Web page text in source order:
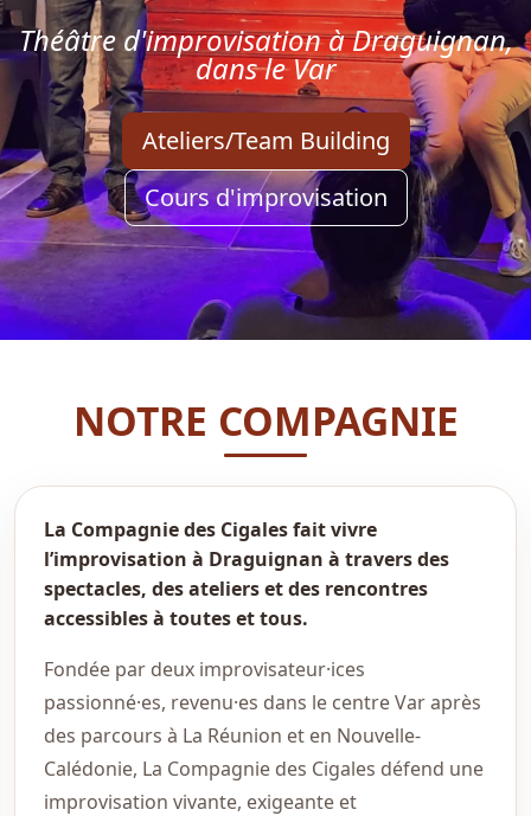
Théâtre d'improvisation à Draguignan,
dans le Var
Ateliers/Team Building
Cours d'improvisation
NOTRE COMPAGNIE
La Compagnie des Cigales fait vivre
l’improvisation à Draguignan à travers des
spectacles, des ateliers et des rencontres
accessibles à toutes et tous.
Fondée par deux improvisateur·ices
passionné·es, revenu·es dans le centre Var après
des parcours à La Réunion et en Nouvelle-
Calédonie, La Compagnie des Cigales défend une
improvisation vivante, exigeante et